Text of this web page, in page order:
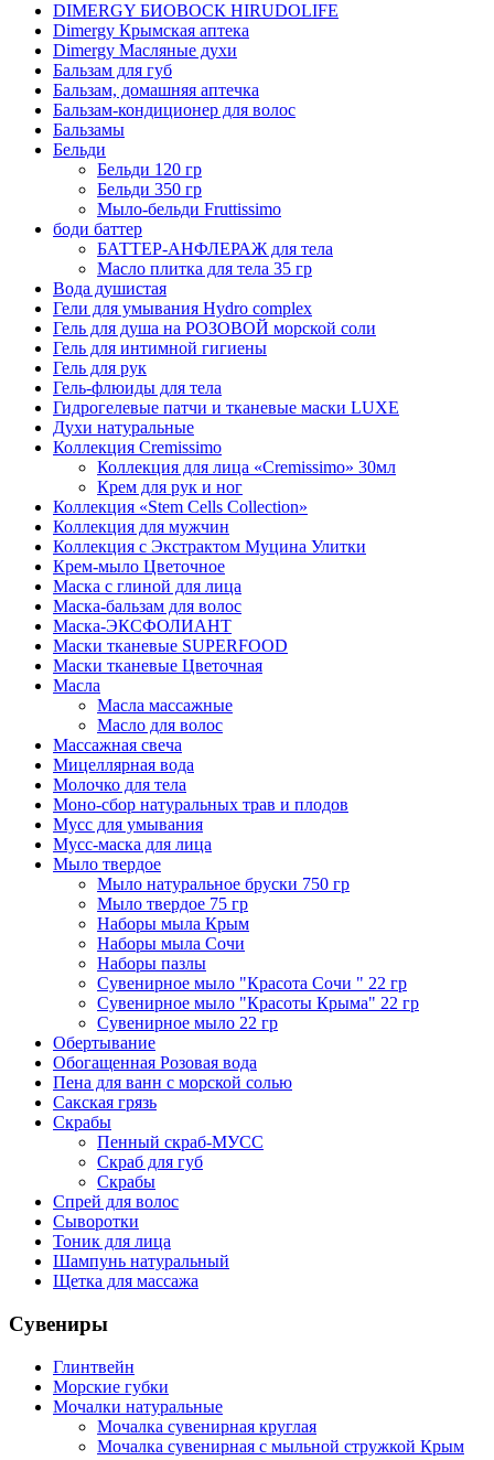
DIMERGY БИОВОСК HIRUDOLIFE
Dimergy Крымская аптека
Dimergy Масляные духи
Бальзам для губ
Бальзам, домашняя аптечка
Бальзам-кондиционер для волос
Бальзамы
Бельди
Бельди 120 гр
Бельди 350 гр
Мыло-бельди Fruttissimo
боди баттер
БАТТЕР-АНФЛЕРАЖ для тела
Масло плитка для тела 35 гр
Вода душистая
Гели для умывания Hydro complex
Гель для душа на РОЗОВОЙ морской соли
Гель для интимной гигиены
Гель для рук
Гель-флюиды для тела
Гидрогелевые патчи и тканевые маски LUXE
Духи натуральные
Коллекция Cremissimo
Коллекция для лица «Cremissimo» 30мл
Крем для рук и ног
Коллекция «Stem Cells Collection»
Коллекция для мужчин
Коллекция с Экстрактом Муцина Улитки
Крем-мыло Цветочное
Маска с глиной для лица
Маска-бальзам для волос
Маска-ЭКСФОЛИАНТ
Маски тканевые SUPERFOOD
Маски тканевые Цветочная
Масла
Масла массажные
Масло для волос
Массажная свеча
Мицеллярная вода
Молочко для тела
Моно-сбор натуральных трав и плодов
Мусс для умывания
Мусс-маска для лица
Мыло твердое
Мыло натуральное бруски 750 гр
Мыло твердое 75 гр
Наборы мыла Крым
Наборы мыла Сочи
Наборы пазлы
Сувенирное мыло "Красота Сочи " 22 гр
Сувенирное мыло "Красоты Крыма" 22 гр
Сувенирное мыло 22 гр
Обертывание
Обогащенная Розовая вода
Пена для ванн с морской солью
Сакская грязь
Скрабы
Пенный скраб-МУСС
Скраб для губ
Скрабы
Спрей для волос
Сыворотки
Тоник для лица
Шампунь натуральный
Щетка для массажа
Сувениры
Глинтвейн
Морские губки
Мочалки натуральные
Мочалка сувенирная круглая
Мочалка сувенирная с мыльной стружкой Крым